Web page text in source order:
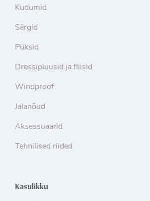
Kudumid
Särgid
Püksid
Dressipluusid ja fliisid
Windproof
Jalanõud
Aksessuaarid
Tehnilised riided
Kasulikku